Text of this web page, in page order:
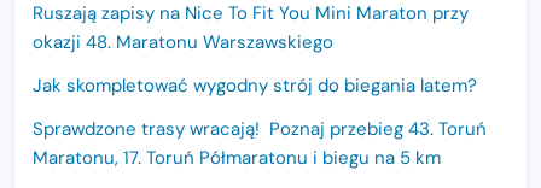
Ruszają zapisy na Nice To Fit You Mini Maraton przy
okazji 48. Maratonu Warszawskiego
Jak skompletować wygodny strój do biegania latem?
Sprawdzone trasy wracają! Poznaj przebieg 43. Toruń
Maratonu, 17. Toruń Półmaratonu i biegu na 5 km